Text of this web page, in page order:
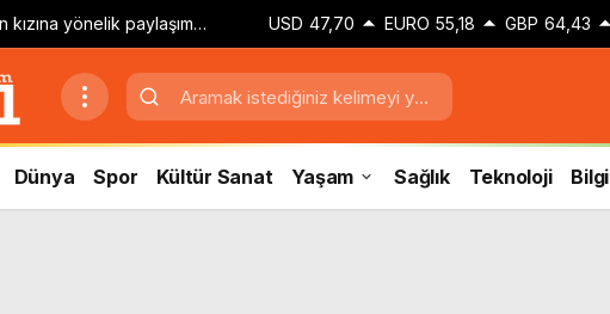
kızına yönelik paylaşım
adli kontrol kararı
USD 47,70 EURO 55,18 GBP 64,43
Dünya Spor Kültür Sanat Yaşam Sağlık Teknoloji Bilgi